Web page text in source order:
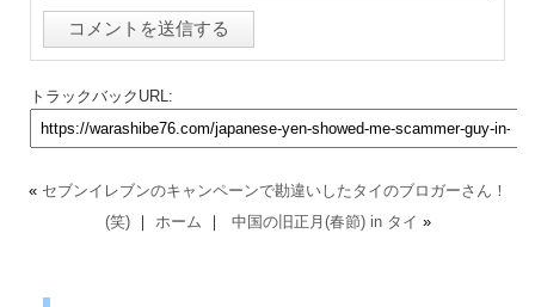
トラックバックURL:
« セブンイレブンのキャンペーンで勘違いしたタイのブロガーさん！
(笑)｜ ホーム ｜ 中国の旧正月(春節) in タイ »